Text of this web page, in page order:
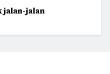
jalan-jalan